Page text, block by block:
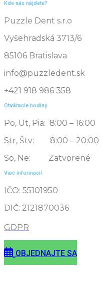
Kde nás nájdete?
Puzzle Dent s.r.o
Vyšehradská 3713/6
85106 Bratislava
info@puzzledent.sk
+421 918 986 358
Otváracie hodiny
Po, Ut, Pia: 8:00 – 16:00
Str, Štv: 8:00 – 20:00
So, Ne: Zatvorené
Viac informácii
IČO: 55101950
DIČ: 2121870036
GDPR
OBJEDNAJTE SA